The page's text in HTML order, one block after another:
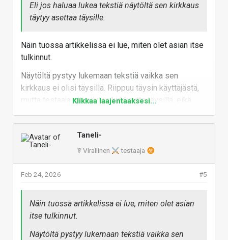
Eli jos haluaa lukea tekstiä näytöltä sen kirkkaus
täytyy asettaa täysille.
Näin tuossa artikkelissa ei lue, miten olet asian itse
tulkinnut.
Näytöltä pystyy lukemaan tekstiä vaikka sen
kirkkaus ei olisi täysillä. Riippuu täysin käyttäjästä,
mutta testaaja piti näytön kirkkautta täysillä, eikä
aiheuttanut ongelmia.
edit: muotoilin lauseen uusiksi, kun se näköjään on
tulkittavissa väärin.
Vastaa
Klikkaa laajentaaksesi...
Taneli-
☤ Virallinen testaaja
#5
Feb 24, 2026
Näin tuossa artikkelissa ei lue, miten olet asian
itse tulkinnut.
Näytöltä pystyy lukemaan tekstiä vaikka sen